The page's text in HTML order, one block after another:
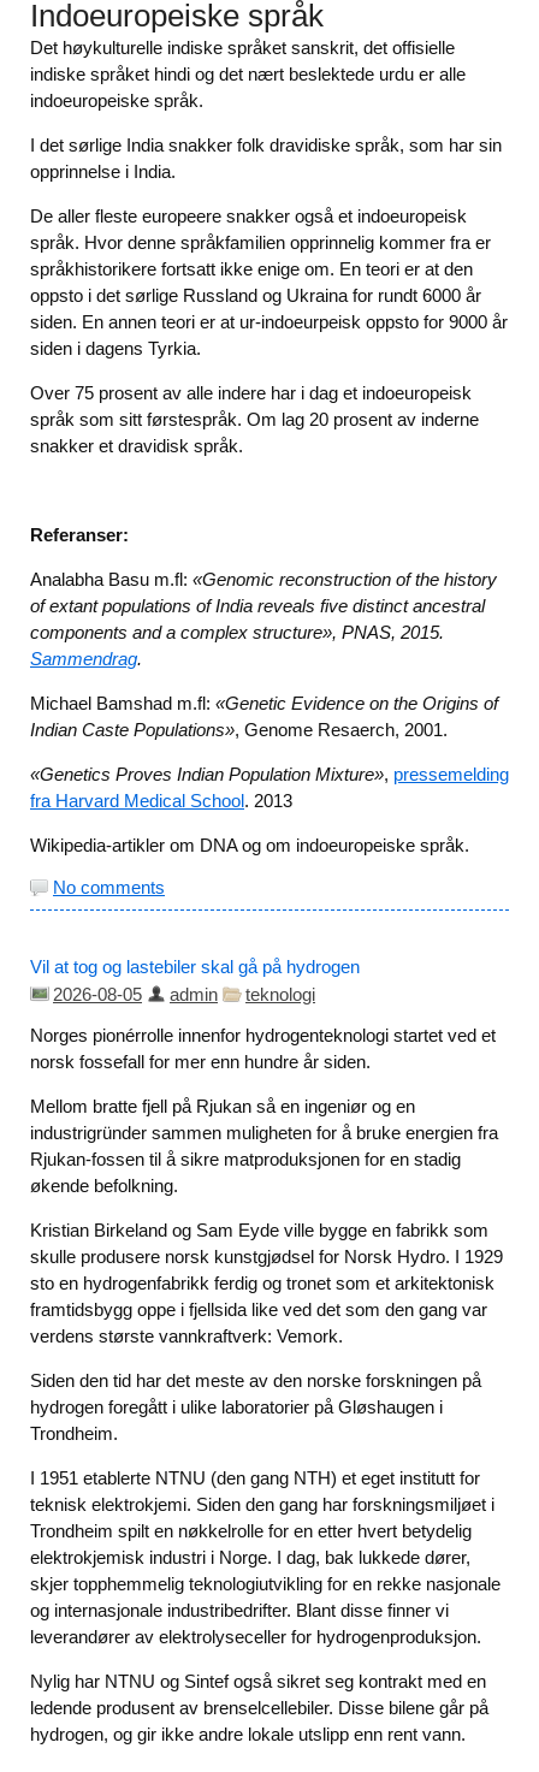
Indoeuropeiske språk
Det høykulturelle indiske språket sanskrit, det offisielle
indiske språket hindi og det nært beslektede urdu er alle
indoeuropeiske språk.
I det sørlige India snakker folk dravidiske språk, som har sin
opprinnelse i India.
De aller fleste europeere snakker også et indoeuropeisk
språk. Hvor denne språkfamilien opprinnelig kommer fra er
språkhistorikere fortsatt ikke enige om. En teori er at den
oppsto i det sørlige Russland og Ukraina for rundt 6000 år
siden. En annen teori er at ur-indoeurpeisk oppsto for 9000 år
siden i dagens Tyrkia.
Over 75 prosent av alle indere har i dag et indoeuropeisk
språk som sitt førstespråk. Om lag 20 prosent av inderne
snakker et dravidisk språk.
Referanser:
Analabha Basu m.fl: «Genomic reconstruction of the history
of extant populations of India reveals five distinct ancestral
components and a complex structure», PNAS, 2015.
Sammendrag.
Michael Bamshad m.fl: «Genetic Evidence on the Origins of
Indian Caste Populations», Genome Resaerch, 2001.
«Genetics Proves Indian Population Mixture», pressemelding
fra Harvard Medical School. 2013
Wikipedia-artikler om DNA og om indoeuropeiske språk.
No comments
Vil at tog og lastebiler skal gå på hydrogen
2026-08-05
admin
teknologi
Norges pionérrolle innenfor hydrogenteknologi startet ved et
norsk fossefall for mer enn hundre år siden.
Mellom bratte fjell på Rjukan så en ingeniør og en
industrigründer sammen muligheten for å bruke energien fra
Rjukan-fossen til å sikre matproduksjonen for en stadig
økende befolkning.
Kristian Birkeland og Sam Eyde ville bygge en fabrikk som
skulle produsere norsk kunstgjødsel for Norsk Hydro. I 1929
sto en hydrogenfabrikk ferdig og tronet som et arkitektonisk
framtidsbygg oppe i fjellsida like ved det som den gang var
verdens største vannkraftverk: Vemork.
Siden den tid har det meste av den norske forskningen på
hydrogen foregått i ulike laboratorier på Gløshaugen i
Trondheim.
I 1951 etablerte NTNU (den gang NTH) et eget institutt for
teknisk elektrokjemi. Siden den gang har forskningsmiljøet i
Trondheim spilt en nøkkelrolle for en etter hvert betydelig
elektrokjemisk industri i Norge. I dag, bak lukkede dører,
skjer topphemmelig teknologiutvikling for en rekke nasjonale
og internasjonale industribedrifter. Blant disse finner vi
leverandører av elektrolyseceller for hydrogenproduksjon.
Nylig har NTNU og Sintef også sikret seg kontrakt med en
ledende produsent av brenselcellebiler. Disse bilene går på
hydrogen, og gir ikke andre lokale utslipp enn rent vann.